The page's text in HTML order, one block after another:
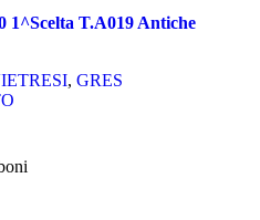
1^Scelta T.A019 Antiche
, GRES